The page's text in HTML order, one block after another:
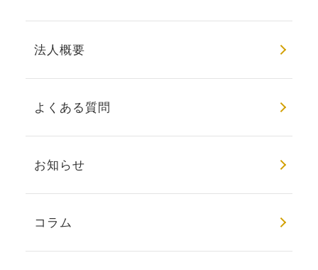
法人概要
よくある質問
お知らせ
コラム